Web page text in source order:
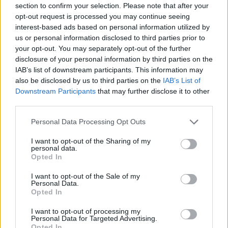
section to confirm your selection. Please note that after your
opt-out request is processed you may continue seeing
interest-based ads based on personal information utilized by
us or personal information disclosed to third parties prior to
your opt-out. You may separately opt-out of the further
disclosure of your personal information by third parties on the
IAB’s list of downstream participants. This information may
also be disclosed by us to third parties on the IAB’s List of
Downstream Participants that may further disclose it to other
Please note that this website/app uses one or more Google
not limited to your visit or usage behaviour. You may click to
grant or deny consent to Google and its third-party tags to
use your data for below specified purposes in below Google
consent section.
Personal Data Processing Opt Outs
I want to opt-out of the Sharing of my
personal data.
Opted In
I want to opt-out of the Sale of my
Personal Data.
Opted In
I want to opt-out of processing my
Personal Data for Targeted Advertising.
regulisati nivo šećera u krvi.
Ovaj začin također može sniziti nivo šećera u
krvi natašte.
Dodavanje cimeta u vaše svakodnevne obroke
jednostavan je način za poboljšanje zdravlja.
Možete ga posipati po zobenim pahuljicama,
smoothiejima ili ga koristiti u slanim jelima. Postoji
mnogo načina da ga uživate.
Uloga cimeta u kontroli tjelesne
težine
Studije pokazuju da cimet može pomoći u kontroli
tjelesne težine. Utiče na to kako naše tijelo koristi
energiju. To može dovesti do bolje kontrole nad
kalorijama.